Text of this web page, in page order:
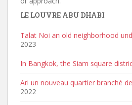
LE LOUVRE ABU DHABI
Talat Noi an old neighborhood
2023
In Bangkok, the Siam square
Ari un nouveau quartier branché
2022